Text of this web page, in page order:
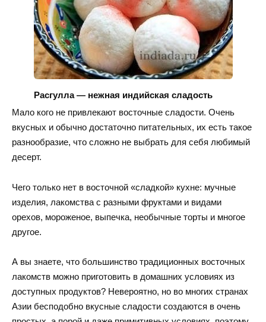
Расгулла — нежная индийская сладость
Мало кого не привлекают восточные сладости. Очень
вкусных и обычно достаточно питательных, их есть такое
разнообразие, что сложно не выбрать для себя любимый
десерт.
Чего только нет в восточной «сладкой» кухне: мучные
изделия, лакомства с разными фруктами и видами
орехов, мороженое, выпечка, необычные торты и многое
другое.
А вы знаете, что большинство традиционных восточных
лакомств можно приготовить в домашних условиях из
доступных продуктов? Невероятно, но во многих странах
Азии бесподобно вкусные сладости создаются в очень